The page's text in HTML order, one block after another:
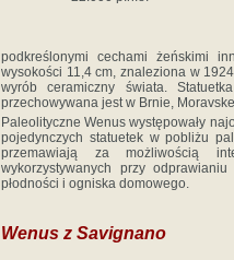
podkreślonymi cechami żeńskimi
wysokości 11,4 cm, znaleziona w
wyrób ceramiczny świata.
przechowywana jest w Brnie,
Paleolityczne Wenus występowały
pojedynczych statuetek w pobliżu
przemawiają za możliwością
wykorzystywanych przy
płodności i ogniska domowego.
Wenus z Savignano